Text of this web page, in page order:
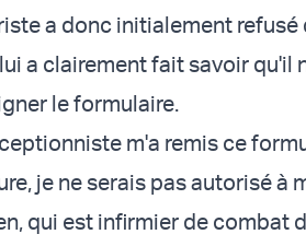
a donc initialement
a clairement fait savoir qu'il
le formulaire.
m'a remis ce
je ne serais pas autorisé à
qui est infirmier de combat